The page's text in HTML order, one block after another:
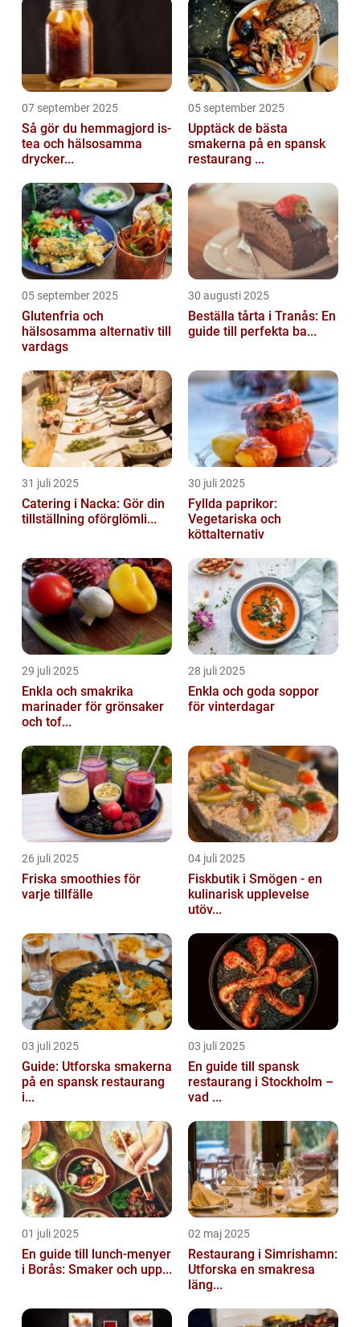
07 september 2025
Så gör du hemmagjord is-
tea och hälsosamma
drycker...
05 september 2025
Upptäck de bästa
smakerna på en spansk
restaurang ...
05 september 2025
Glutenfria och
hälsosamma alternativ till
vardags
30 augusti 2025
Beställa tårta i Tranås: En
guide till perfekta ba...
31 juli 2025
Catering i Nacka: Gör din
tillställning oförglömli...
30 juli 2025
Fyllda paprikor:
Vegetariska och
köttalternativ
29 juli 2025
Enkla och smakrika
marinader för grönsaker
och tof...
28 juli 2025
Enkla och goda soppor
för vinterdagar
26 juli 2025
Friska smoothies för
varje tillfälle
04 juli 2025
Fiskbutik i Smögen - en
kulinarisk upplevelse
utöv...
03 juli 2025
Guide: Utforska smakerna
på en spansk restaurang
i...
03 juli 2025
En guide till spansk
restaurang i Stockholm –
vad ...
01 juli 2025
En guide till lunch-menyer
i Borås: Smaker och upp...
02 maj 2025
Restaurang i Simrishamn:
Utforska en smakresa
läng...